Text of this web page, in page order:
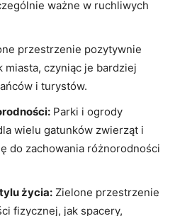
ważne w ruchliwych⁢
przestrzenie pozytywnie
miasta, czyniąc je‌ bardziej
i turystów.
Parki i ogrody
wielu gatunków zwierząt i
do zachowania różnorodności
życia: Zielone przestrzenie
fizycznej, jak spacery,